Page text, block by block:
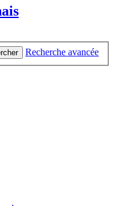
Recherche avancée